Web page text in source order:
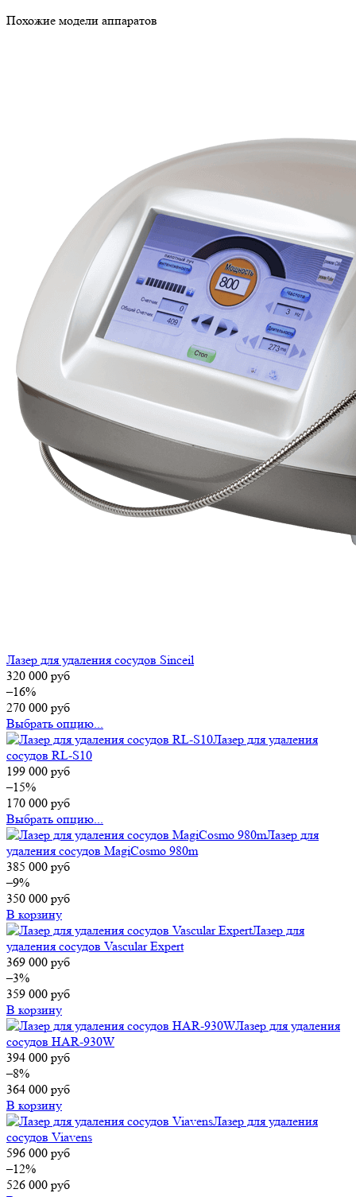
Похожие модели аппаратов
Лазер для удаления сосудов Sinceil
320 000 руб
–16%
270 000 руб
Выбрать опцию...
Лазер для удаления
сосудов RL-S10
199 000 руб
–15%
170 000 руб
Выбрать опцию...
Лазер для
удаления сосудов MagiCosmo 980m
385 000 руб
–9%
350 000 руб
В корзину
Лазер для
удаления сосудов Vascular Expert
369 000 руб
–3%
359 000 руб
В корзину
Лазер для удаления
сосудов HAR-930W
394 000 руб
–8%
364 000 руб
В корзину
Лазер для удаления
сосудов Viavens
596 000 руб
–12%
526 000 руб